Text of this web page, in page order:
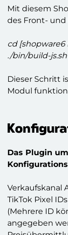
Mit diesem
des Front-
cd [shopware6
./bin/build-js.sh
Dieser Schritt
Modul
Das Plugin
Verkaufskanal
TikTok Pixel IDs
(Mehrere ID
angegeben